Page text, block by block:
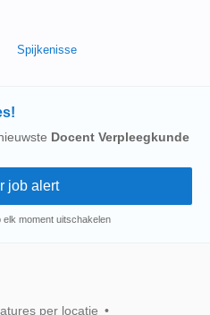
Spijkenisse
Docent Verpleegkunde
elk moment uitschakelen
per locatie